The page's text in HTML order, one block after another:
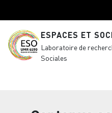
ESPACES ET
Laboratoire de
Sociales